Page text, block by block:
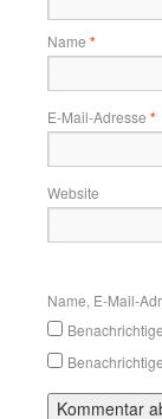
Name *
E-Mail-Adresse *
Website
Name, E-Mail-